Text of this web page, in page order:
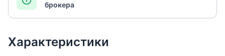
брокера
Характеристики